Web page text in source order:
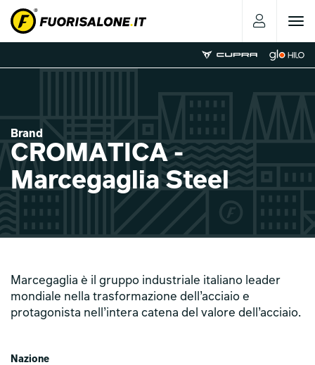
Toggle
Brand
CROMATICA -
Marcegaglia Steel
Marcegaglia è il gruppo industriale italiano leader
mondiale nella trasformazione dell’acciaio e
protagonista nell’intera catena del valore dell’acciaio.
Nazione